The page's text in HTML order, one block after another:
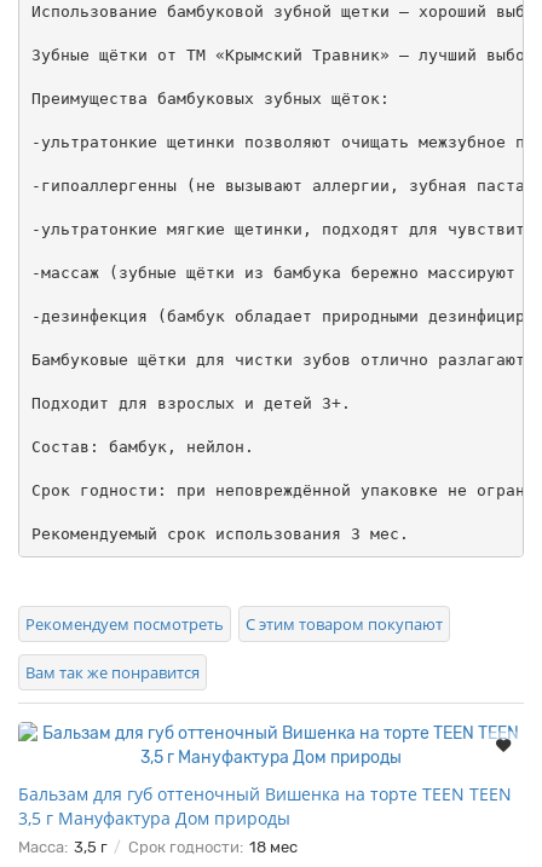
Использование бамбуковой зубной щетки — хороший
Зубные щётки от ТМ «Крымский Травник» — лучший
Преимущества бамбуковых зубных щёток:
-ультратонкие щетинки позволяют очищать межзубное
-гипоаллергенны (не вызывают аллергии, зубная паста
-ультратонкие мягкие щетинки, подходят для
-массаж (зубные щётки из бамбука бережно массируют
-дезинфекция (бамбук обладает природными
Бамбуковые щётки для чистки зубов отлично
Подходит для взрослых и детей 3+.
Состав: бамбук, нейлон.
Срок годности: при неповреждённой упаковке не
Рекомендуемый срок использования 3 мес.
Рекомендуем посмотреть С этим товаром покупают
Вам так же понравится
Бальзам для губ оттеночный Вишенка на торте TEEN TEEN
3,5 г Мануфактура Дом природы
Масса: 3,5 г Срок годности: 18 мес